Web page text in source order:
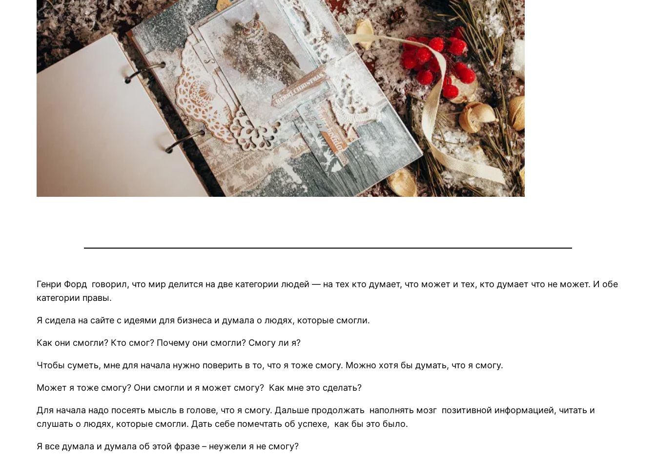
Генри Форд говорил, что мир делится на две категории людей — на тех кто думает, что может и тех, кто думает что не может. И обе
категории правы.
Я сидела на сайте с идеями для бизнеса и думала о людях, которые смогли.
Как они смогли? Кто смог? Почему они смогли? Смогу ли я?
Чтобы суметь, мне для начала нужно поверить в то, что я тоже смогу. Можно хотя бы думать, что я смогу.
Может я тоже смогу? Они смогли и я может смогу? Как мне это сделать?
Для начала надо посеять мысль в голове, что я смогу. Дальше продолжать наполнять мозг позитивной информацией, читать и
слушать о людях, которые смогли. Дать себе помечтать об успехе, как бы это было.
Я все думала и думала об этой фразе – неужели я не смогу?